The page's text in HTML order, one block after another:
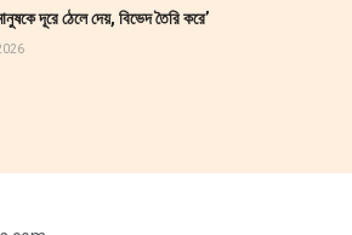
দূরে ঠেলে দেয়, বিভেদ তৈরি করে’